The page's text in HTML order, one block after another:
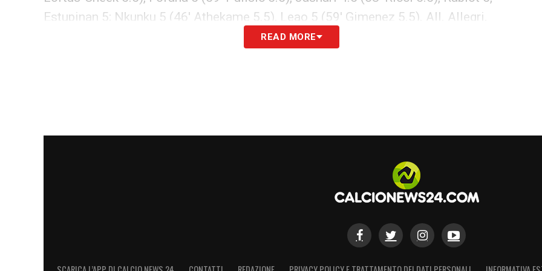
Estupinan 5; Nkunku 5 (46′ Athekame 5.5), Leao 5 (59′ Gimenez 5.5). All. Allegri.
READ MORE